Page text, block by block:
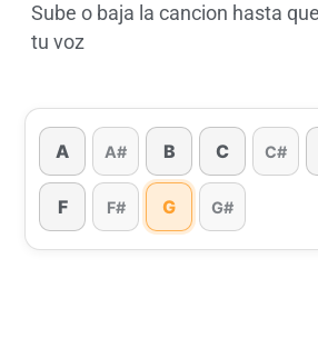
Sube o baja la cancion hasta
tu voz
A A# B C C#
F F# G G#